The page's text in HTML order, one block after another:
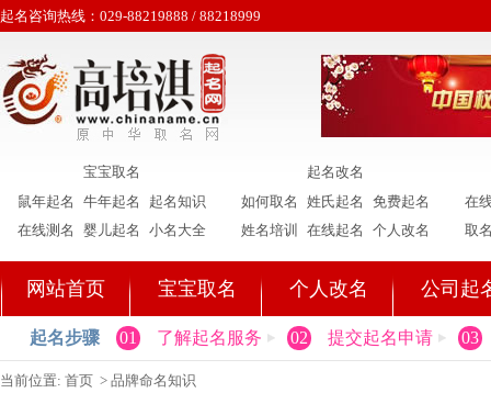
起名咨询热线：029-88219888 / 88218999
宝宝取名
鼠年起名
牛年起名
起名知识
在线测名
婴儿起名 小名大全
起名改名
如何取名
姓氏起名
免费起名
姓名培训
在线起名 个人改名
在
取
网站首页 宝宝取名 个人改名 公司起
起名步骤 01 了解起名服务 02 提交起名申请 03
当前位置: 首页 > 品牌命名知识